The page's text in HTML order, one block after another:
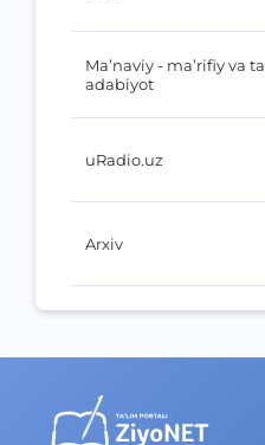
Ma’naviy - ma’rifiy va tarbiyaviy
adabiyot
uRadio.uz
Arxiv